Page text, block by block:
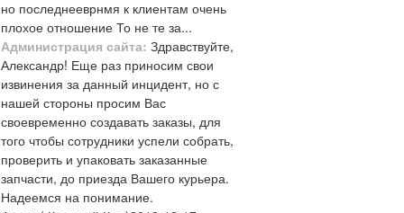
но последнееврнмя к клиентам очень
плохое отношение То не те за...
Администрация сайта: Здравствуйте,
Александр! Еще раз приносим свои
извинения за данный инцидент, но с
нашей стороны просим Вас
своевременно создавать заказы, для
того чтобы сотрудники успели собрать,
проверить и упаковать заказанные
запчасти, до приезда Вашего курьера.
Надеемся на понимание.